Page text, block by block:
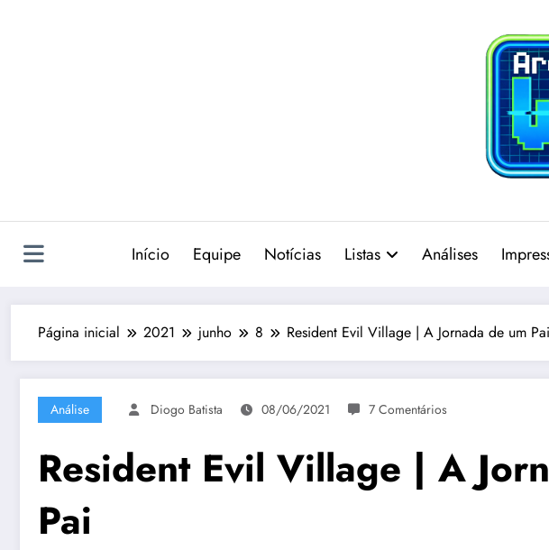
Início Equipe Notícias Listas Análises
Página inicial 2021 junho 8 Resident Evil Village | A Jornada de um Pai
Análise Diogo Batista 08/06/2021 7 Comentários
Resident Evil Village | A
Pai